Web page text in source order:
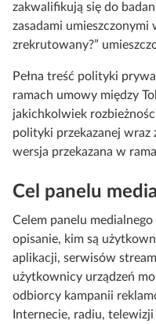
zakwalifikują się do
zasadami umieszczonymi
zrekrutowany?”
Pełna treść polityki
ramach umowy między
jakichkolwiek
polityki przekazanej wraz
wersja przekazana w
Cel panelu
Celem panelu
opisanie, kim są
aplikacji, serwisów
użytkownicy urządzeń
odbiorcy kampanii
Internecie, radiu,